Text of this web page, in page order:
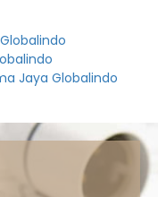
Jaya Globalindo